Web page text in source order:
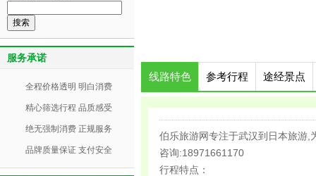
线路特色 参考行程 途经景点
伯乐旅游网专注于武汉到日本旅游,
咨询:18971661170
行程特点：
服务承诺
全程价格透明 明白消费
精心筛选行程 品质感受
绝无强制消费 正规服务
品牌质量保证 支付安全